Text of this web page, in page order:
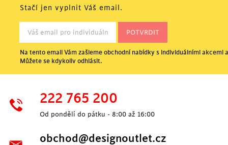
Stačí jen vyplnit Váš email.
Na tento email Vám zašleme obchodní nabídky s individuálními akcemi
Můžete se kdykoliv odhlásit.
222 765 200
Od pondělí do pátku - 8:00 až 16:00
obchod@designoutlet.cz